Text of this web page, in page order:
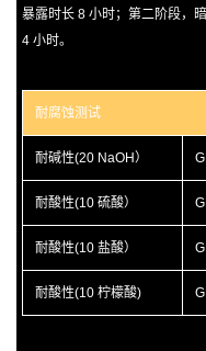
暴露时长 8 小时；第二阶段，
4 小时。
耐腐蚀测试
耐碱性(20 NaOH）
耐酸性(10 硫酸）
耐酸性(10 盐酸）
耐酸性(10 柠檬酸)